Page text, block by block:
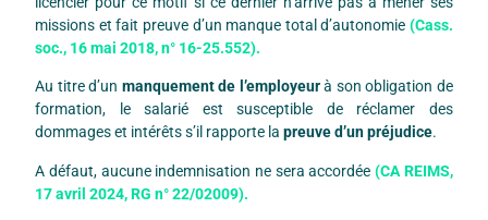
missions et fait preuve d’un manque total d’autonomie (Cass.
soc., 16 mai 2018, n° 16-25.552).
Au titre d’un manquement de l’employeurà son obligation de
formation, le salarié est susceptible de réclamer des
dommages et intérêts s’il rapporte lapreuve d’un préjudice.
A défaut, aucune indemnisation ne sera accordée (CA REIMS,
17 avril 2024, RG n° 22/02009).